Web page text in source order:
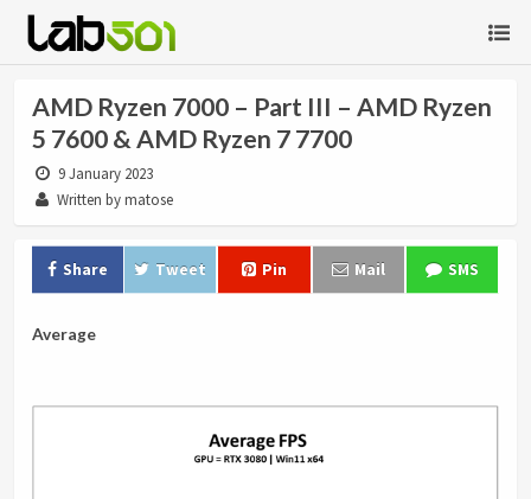
AMD Ryzen 7000 – Part III – AMD Ryzen
5 7600 & AMD Ryzen 7 7700
9 January 2023
Written by matose
Share Tweet Pin Mail SMS
Average